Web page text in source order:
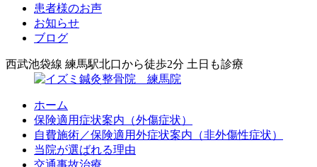
患者様のお声
お知らせ
ブログ
西武池袋線 練馬駅北口から徒歩2分 土日も診療
ホーム
保険適用症状案内（外傷症状）
自費施術／保険適用外症状案内（非外傷性症状）
当院が選ばれる理由
交通事故治療